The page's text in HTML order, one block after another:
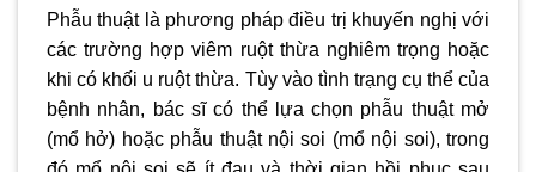
Phẫu thuật là phương pháp điều trị khuyến nghị với
các trường hợp viêm ruột thừa nghiêm trọng hoặc
khi có khối u ruột thừa. Tùy vào tình trạng cụ thể của
bệnh nhân, bác sĩ có thể lựa chọn phẫu thuật mở
(mổ hở) hoặc phẫu thuật nội soi (mổ nội soi), trong